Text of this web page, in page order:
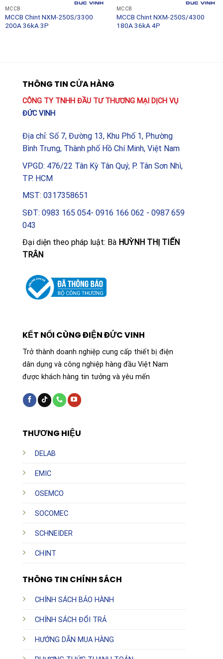
bảo trì chủ động đưa ra các dự đoán hư hỏng sớm, từ
đó lên kế hoạch bảo dưỡng phù hợp, tối ưu hóa thời
gian hoạt động liên tục (uptime) của toàn bộ nhà máy.
MCCB
MCCB Chint NXM-250S/3300
200A 36kA 3P
MCCB
MCCB Chint NXM-250S/4300
180A 36kA 4P
THÔNG TIN CỬA HÀNG
CÔNG TY TNHH ĐẦU TƯ THƯƠNG MẠI DỊCH VỤ
ĐỨC VINH
Địa chỉ: Số 7, Đường 13, Khu Phố 1, Phường
Bình Trưng, Thành phố Hồ Chí Minh, Việt Nam
VPGD: 476/22 Tân Kỳ Tân Quý, P. Tân Sơn Nhì,
TP. HCM
MST: 0317358651
SĐT: 0983 165 054- 0916 166 062 - 0987 659
043
Đại diện theo pháp luật: Bà HUỲNH THỊ TIẾN
TRÂN
THƯƠNG HIỆU
DELAB
EMIC
OSEMCO
SOCOMEC
SCHNEIDER
CHINT
THÔNG TIN CHÍNH SÁCH
CHÍNH SÁCH BẢO HÀNH
CHÍNH SÁCH ĐỔI TRẢ
HƯỚNG DẪN MUA HÀNG
KẾT NỐI CÙNG ĐIỆN ĐỨC VINH
Trở thành doanh nghiệp cung cấp thiết bị điện
dân dụng và công nghiệp hàng đầu Việt Nam
được khách hàng tin tưởng và yêu mến